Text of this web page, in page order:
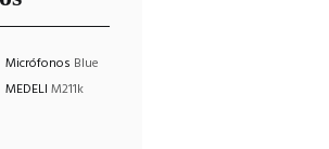
Micrófonos Blue
MEDELI M211k